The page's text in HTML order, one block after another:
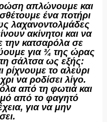
απλώνουμε και
ένα ποτήρι
λαχανοντολμάδες
ακίνητοι και να
την κατσαρόλα σε
για ¾ της ώρας
σάλτσα ως εξής:
ρίχνουμε το αλεύρι
να ροδίσει λίγο.
από τη φωτιά και
από το φαγητό
για να μην